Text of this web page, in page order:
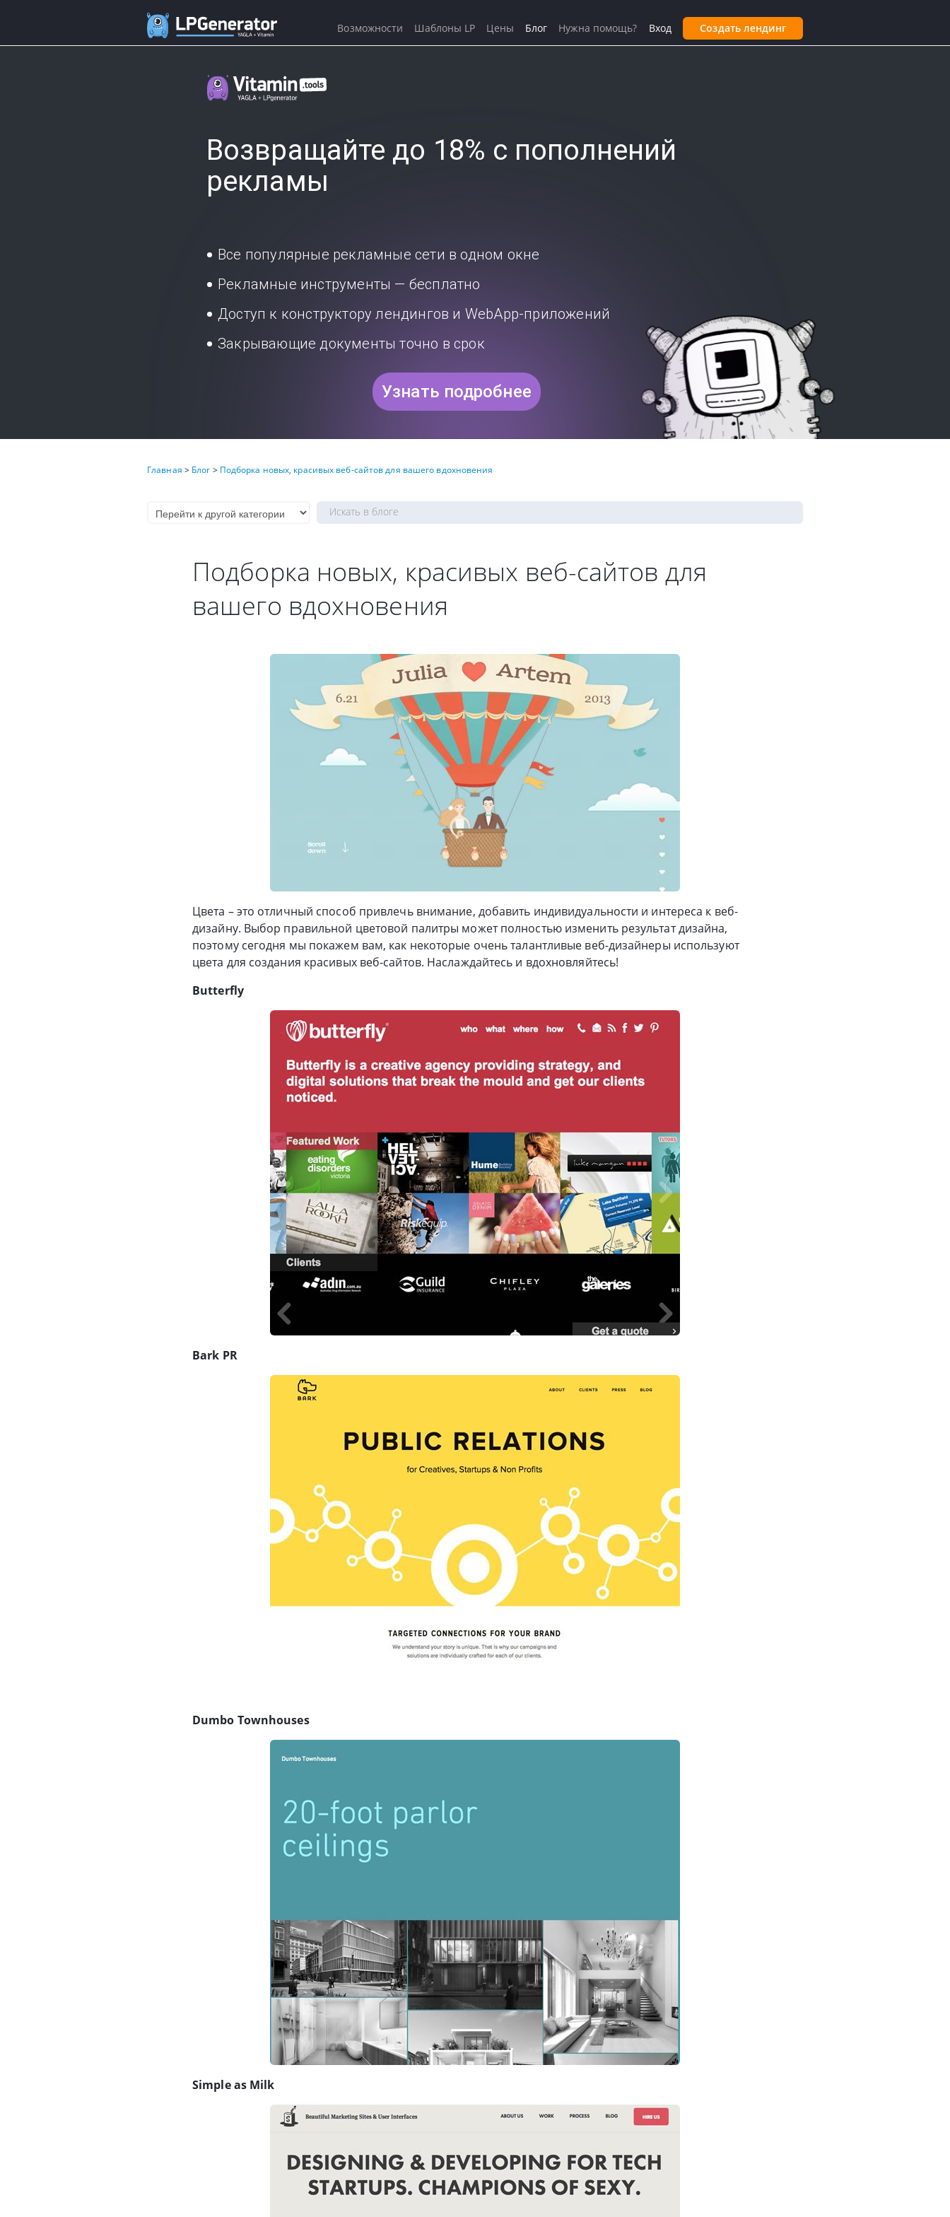
Возвращайте до 18% с пополнений
рекламы
Все популярные рекламные сети в одном окне
Рекламные инструменты — бесплатно
Доступ к конструктору лендингов и WebApp-приложений
Закрывающие документы точно в срок
Узнать подробнее
Главная > Блог > Подборка новых, красивых веб-сайтов для вашего вдохновения
Подборка новых, красивых веб-сайтов для
вашего вдохновения
Цвета – это отличный способ привлечь внимание, добавить индивидуальности и интереса к веб-
дизайну. Выбор правильной цветовой палитры может полностью изменить результат дизайна,
поэтому сегодня мы покажем вам, как некоторые очень талантливые веб-дизайнеры используют
цвета для создания красивых веб-сайтов. Наслаждайтесь и вдохновляйтесь!
Butterfly
Bark PR
Dumbo Townhouses
Simple as Milk
Вход Создать лендинг
Возможности Шаблоны LP Цены Блог Нужна помощь?